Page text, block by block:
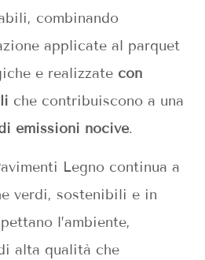
combinando
applicate al parquet
e realizzate con
che contribuiscono a una
emissioni nocive.
Legno continua a
verdi, sostenibili e in
l’ambiente,
alta qualità che